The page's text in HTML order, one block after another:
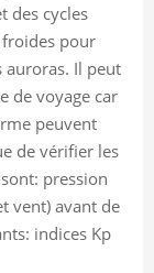
des cycles
pour
auroras. Il peut
de voyage car
peuvent
de vérifier les
pression
vent) avant de
indices Kp